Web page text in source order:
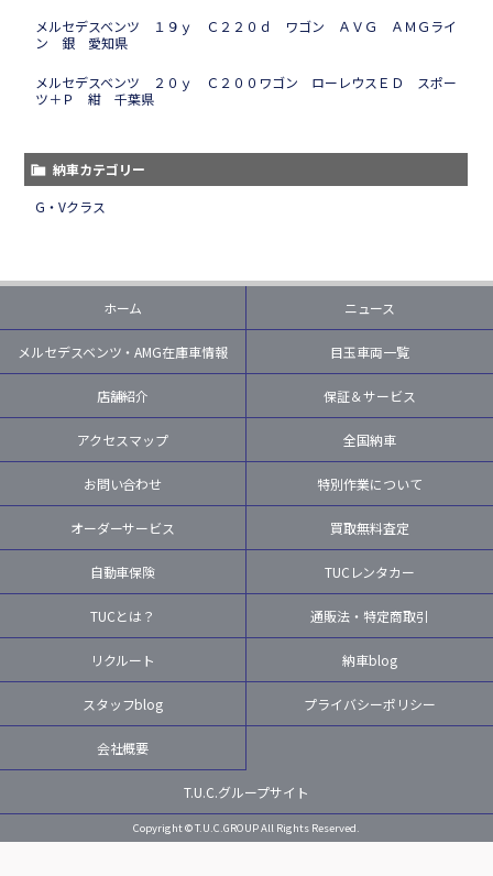
メルセデスベンツ １９ｙ Ｃ２２０ｄ ワゴン ＡＶＧ ＡＭＧライ
ン 銀 愛知県
メルセデスベンツ ２０ｙ Ｃ２００ワゴン ローレウスＥＤ スポー
ツ＋Ｐ 紺 千葉県
納車カテゴリー
G・Vクラス
ホーム ニュース
メルセデスベンツ・AMG在庫車情報 目玉車両一覧
店舗紹介 保証＆サービス
アクセスマップ 全国納車
お問い合わせ 特別作業について
オーダーサービス 買取無料査定
自動車保険 TUCレンタカー
TUCとは？ 通販法・特定商取引
リクルート 納車blog
スタッフblog プライバシーポリシー
会社概要
T.U.C.グループサイト
Copyright © T.U.C.GROUP All Rights Reserved.